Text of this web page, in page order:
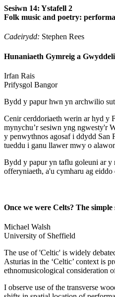
Sesiwn 14: Ystafell 2
Folk music and poetry:
Cadeirydd: Stephen Rees
Hunaniaeth Gymreig a
Irfan Rais
Prifysgol Bangor
Bydd y papur hwn yn archwilio
Cenir cerddoriaeth werin ar hyd y
mynychu’r sesiwn yng ngwesty'r
y penwythnos agosaf i ddydd
tueddu i ganu llawer mwy o
Bydd y papur yn taflu goleuni ar y
offeryniaeth, a'u cymharu ag
Once we were Celts? The
Michael Walsh
University of Sheffield
The use of 'Celtic' is widely
Asturias in the ‘Celtic’ context is
ethnomusicological consideration
I observe use of the transverse